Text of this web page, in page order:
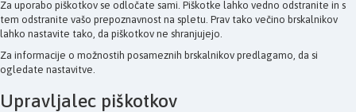
Za uporabo piškotkov se odločate sami. Piškotke lahko vedno odstranite in s
tem odstranite vašo prepoznavnost na spletu. Prav tako večino brskalnikov
lahko nastavite tako, da piškotkov ne shranjujejo.
Za informacije o možnostih posameznih brskalnikov predlagamo, da si
ogledate nastavitve.
Upravljalec piškotkov